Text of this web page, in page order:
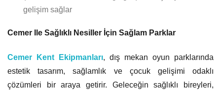
gelişim sağlar
Cemer Ile Sağlıklı Nesiller İçin Sağlam Parklar
Cemer Kent Ekipmanları, dış mekan oyun parklarında
estetik tasarım, sağlamlık ve çocuk gelişimi odaklı
çözümleri bir araya getirir. Geleceğin sağlıklı bireyleri,